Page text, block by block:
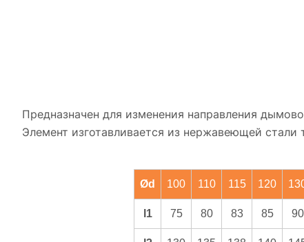
Предназначен для изменения направления
Элемент изготавливается из нержавеющей
Ød 100 110 115 120
l1 75 80 83 85 90